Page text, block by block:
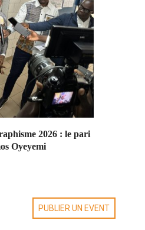
:
une délégation
par le
pour le
Voyage of
»
2026 : le pari
Oyeyemi
PUBLIER UN EVENT